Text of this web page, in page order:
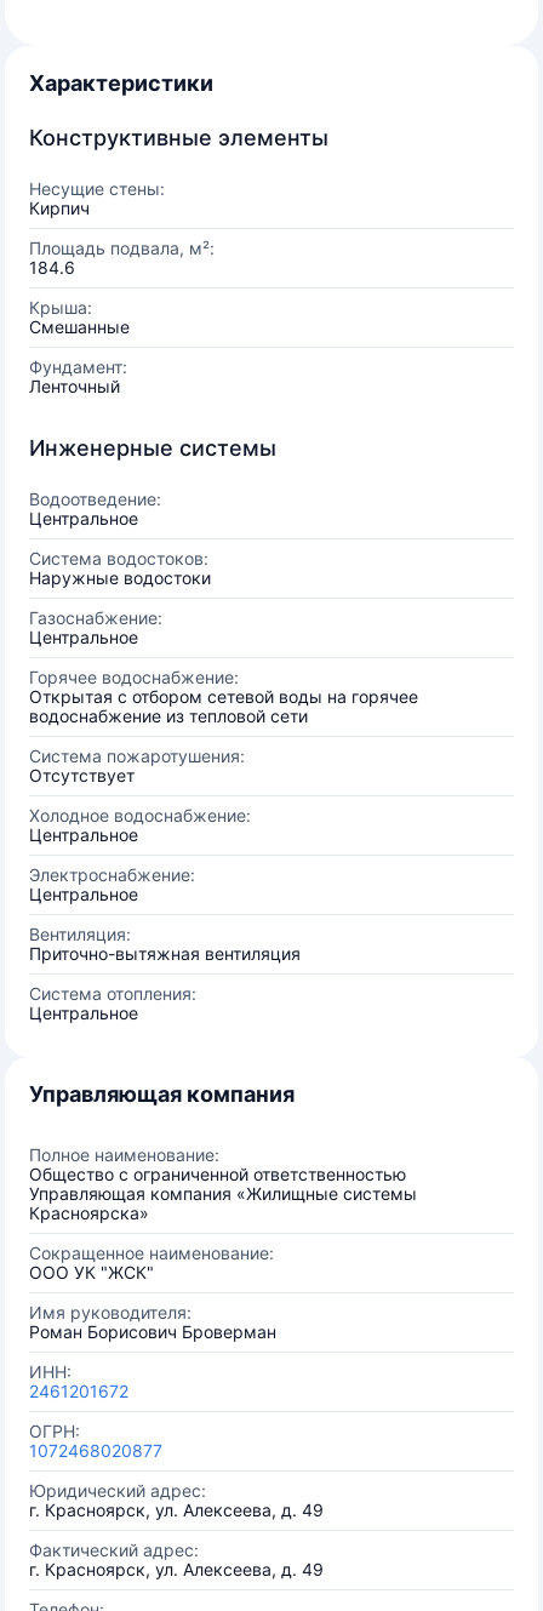
Характеристики
Конструктивные элементы
Несущие стены:
Кирпич
Площадь подвала, м²:
184.6
Крыша:
Смешанные
Фундамент:
Ленточный
Инженерные системы
Водоотведение:
Центральное
Система водостоков:
Наружные водостоки
Газоснабжение:
Центральное
Горячее водоснабжение:
Открытая с отбором сетевой воды на горячее
водоснабжение из тепловой сети
Система пожаротушения:
Отсутствует
Холодное водоснабжение:
Центральное
Электроснабжение:
Центральное
Вентиляция:
Приточно-вытяжная вентиляция
Система отопления:
Центральное
Управляющая компания
Полное наименование:
Общество с ограниченной ответственностью
Управляющая компания «Жилищные системы
Красноярска»
Сокращенное наименование:
ООО УК "ЖСК"
Имя руководителя:
Роман Борисович Броверман
ИНН:
2461201672
ОГРН:
1072468020877
Юридический адрес:
г. Красноярск, ул. Алексеева, д. 49
Фактический адрес:
г. Красноярск, ул. Алексеева, д. 49